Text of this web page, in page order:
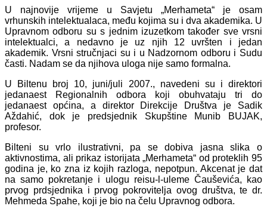
U najnovije vrijeme u Savjetu „Merhameta“ je osam
vrhunskih intelektualaca, među kojima su i dva akademika. U
Upravnom odboru su s jednim izuzetkom također sve vrsni
intelektualci, a nedavno je uz njih 12 uvršten i jedan
akademik. Vrsni stručnjaci su i u Nadzornom odboru i Sudu
časti. Nadam se da njihova uloga nije samo formalna.
U Biltenu broj 10, juni/juli 2007., navedeni su i direktori
jedanaest Regionalnih odbora koji obuhvataju tri do
jedanaest općina, a direktor Direkcije Društva je Sadik
Aždahić, dok je predsjednik Skupštine Munib BUJAK,
profesor.
Bilteni su vrlo ilustrativni, pa se dobiva jasna slika o
aktivnostima, ali prikaz istorijata „Merhameta“ od proteklih 95
godina je, ko zna iz kojih razloga, nepotpun. Akcenat je dat
na samo pokretanje i ulogu reisu-l-uleme Čauševića, kao
prvog prdsjednika i prvog pokrovitelja ovog društva, te dr.
Mehmeda Spahe, koji je bio na čelu Upravnog odbora.